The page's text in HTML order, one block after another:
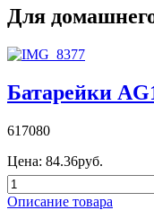
Для
Батарейки
617080
Цена: 84.36руб.
Описание товара